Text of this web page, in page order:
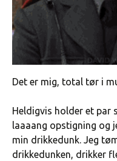
Det er mig, total tør i
Heldigvis holder et par
laaaang opstigning og
min drikkedunk. Jeg
drikkedunken, drikker